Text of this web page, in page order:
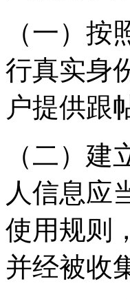
（一）
行真实身
户提供跟
（二）
人信息应
使用规则
并经被收